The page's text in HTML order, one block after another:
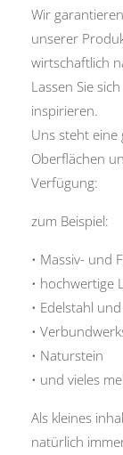
Wir
unserer
wirtschaftlich
Lassen Sie
inspirieren.
Uns steht eine
Oberflächen
Verfügung:
zum Beispiel:
• Massiv- und
• hochwertige
• Edelstahl
•
• Naturstein
• und vieles
Als kleines
natürlich